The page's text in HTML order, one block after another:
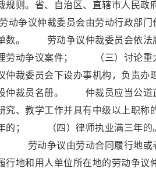
规则。省、自治区、直辖市人民
动争议仲裁委员会由劳动行政部
数。 劳动争议仲裁委员会依
劳动争议案件； （三）讨论
仲裁委员会下设办事机构，负责
仲裁员名册。 仲裁员应当公
究、教学工作并具有中级以上职
的； （四）律师执业满三年的
劳动争议由劳动合同履行地或者
行地和用人单位所在地的劳动争议